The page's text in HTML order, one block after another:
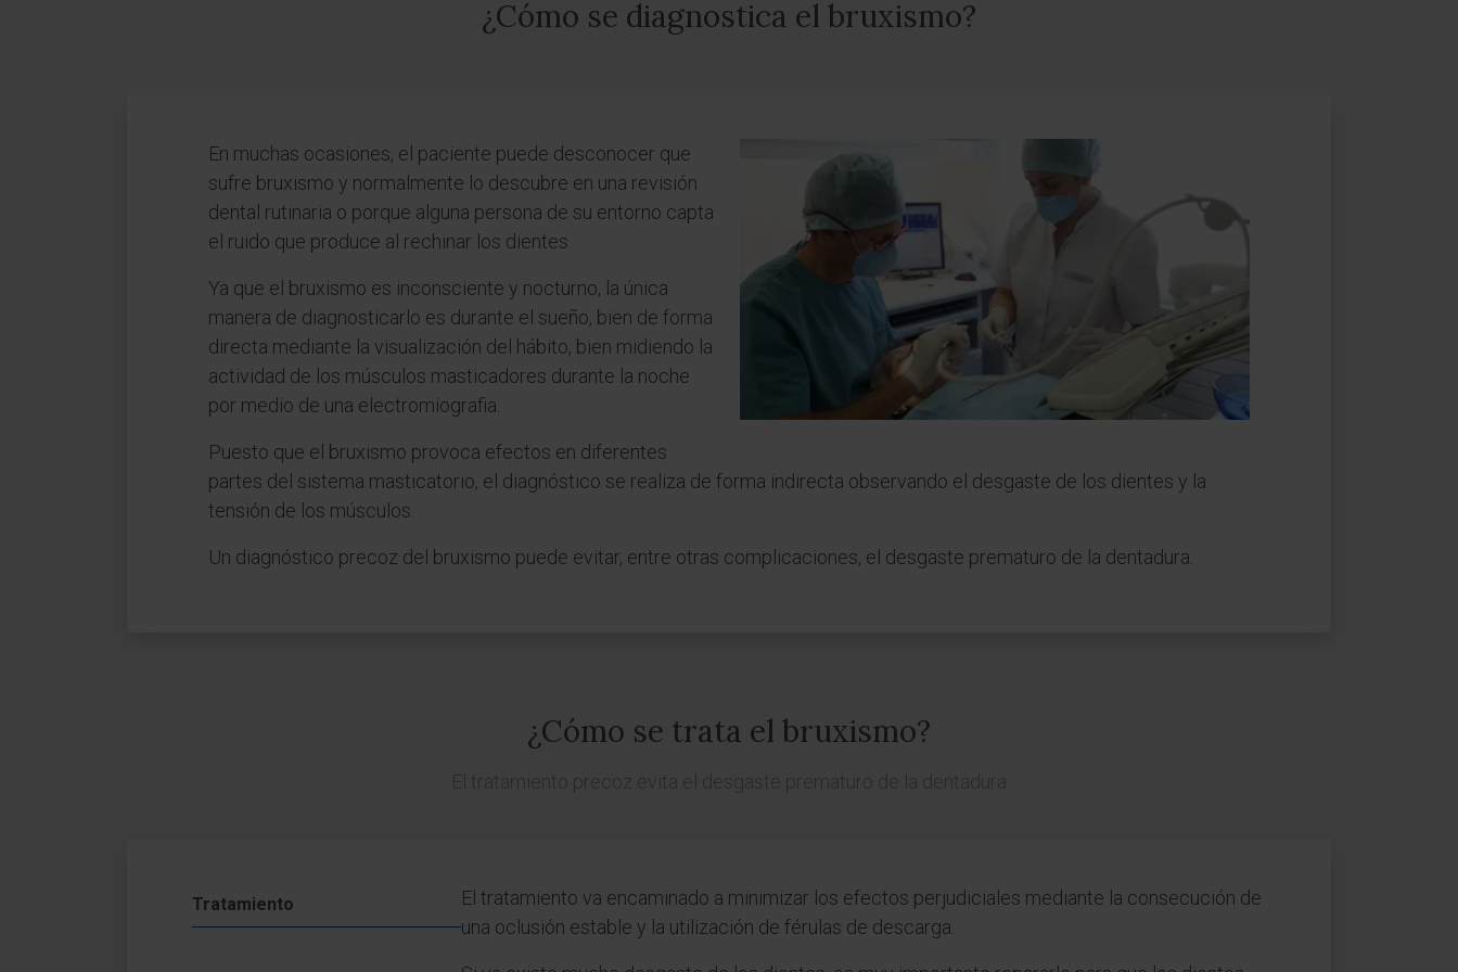
¿Cómo se diagnostica el bruxismo?
En muchas ocasiones, el paciente puede desconocer que
sufre bruxismo y normalmente lo descubre en una revisión
dental rutinaria o porque alguna persona de su entorno capta
el ruido que produce al rechinar los dientes.
Ya que el bruxismo es inconsciente y nocturno, la única
manera de diagnosticarlo es durante el sueño, bien de forma
directa mediante la visualización del hábito, bien midiendo la
actividad de los músculos masticadores durante la noche
por medio de una electromiografia.
Puesto que el bruxismo provoca efectos en diferentes
partes del sistema masticatorio, el diagnóstico se realiza de forma indirecta observando el desgaste de los dientes y la
tensión de los músculos.
Un diagnóstico precoz del bruxismo puede evitar, entre otras complicaciones, el desgaste prematuro de la dentadura.
¿Cómo se trata el bruxismo?
Tratamiento
El tratamiento va encaminado a minimizar los efectos perjudiciales mediante la consecución de
una oclusión estable y la utilización de férulas de descarga.